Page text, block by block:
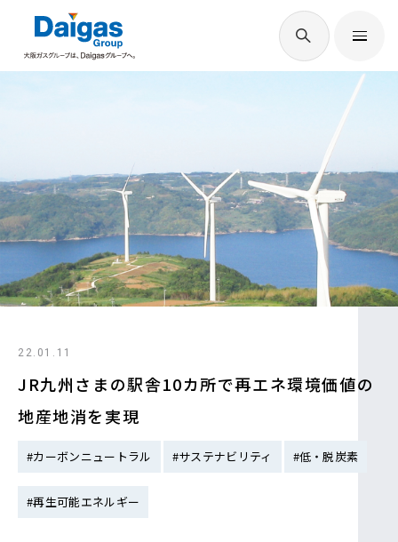
EN / JP
Daigas STUDIO
社会貢献
技術開発
IR情報
採用情報
22.01.11
JR九州さまの駅舎10カ所で再エネ環境価値の
地産地消を実現
#カーボンニュートラル #サステナビリティ #低・脱炭素
#再生可能エネルギー